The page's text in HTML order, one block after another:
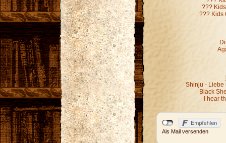
???
??? Kids
Shinju - Liebe
Black
I hear
Als Mail versenden